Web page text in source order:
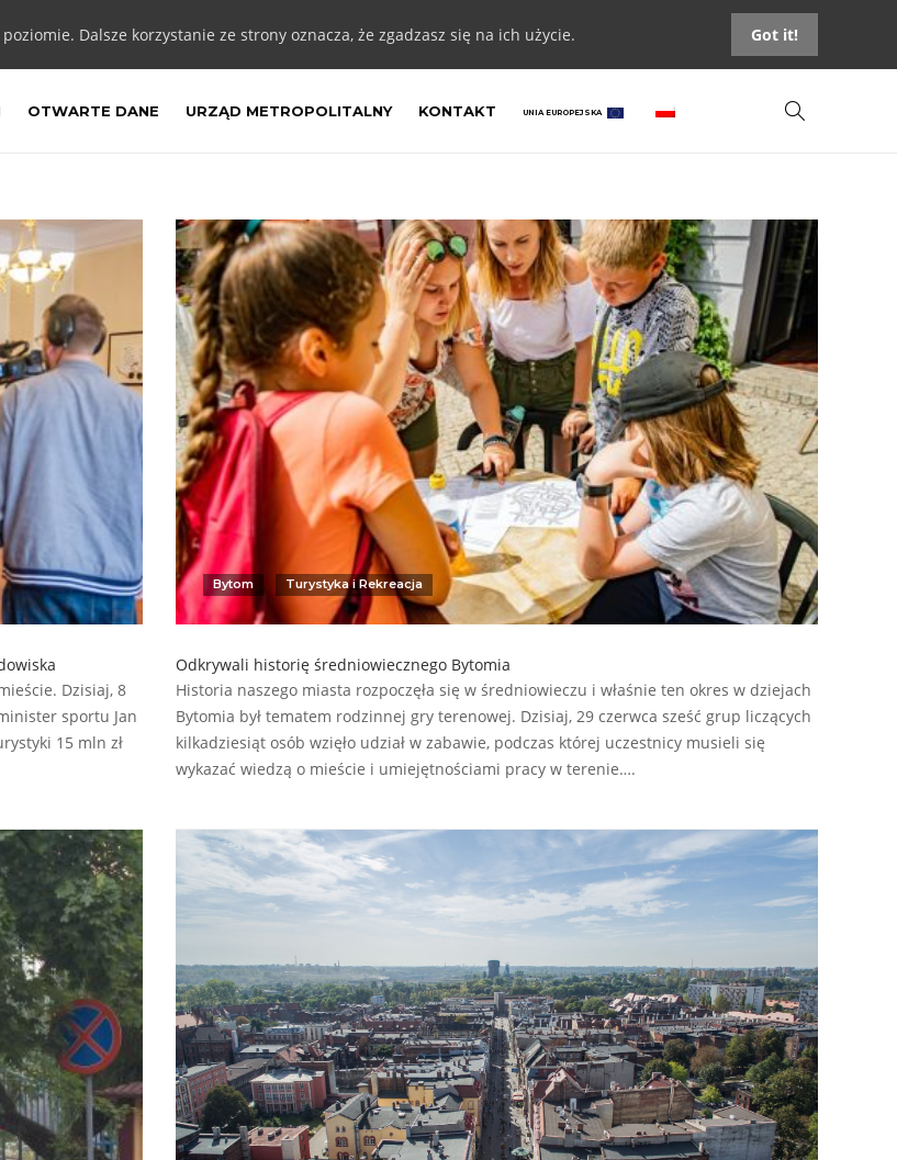
Dalsze korzystanie ze strony oznacza, że zgadzasz się na ich użycie. Got it!
OTWARTE DANE URZĄD METROPOLITALNY KONTAKT UNIA EUROPEJSKA
Dzisiaj, 8
sportu Jan
15 mln zł
Bytom Turystyka i Rekreacja
Odkrywali historię średniowiecznego Bytomia
Historia naszego miasta rozpoczęła się w średniowieczu i właśnie ten okres w dziejach
Bytomia był tematem rodzinnej gry terenowej. Dzisiaj, 29 czerwca sześć grup liczących
kilkadziesiąt osób wzięło udział w zabawie, podczas której uczestnicy musieli się
wykazać wiedzą o mieście i umiejętnościami pracy w terenie….